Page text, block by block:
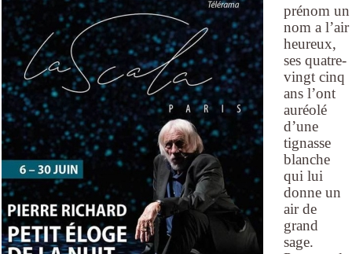
prénom un
nom a l’air
heureux,
ses quatre-
vingt cinq
ans l’ont
auréolé
d’une
tignasse
blanche
qui lui
donne un
air de
grand
sage.